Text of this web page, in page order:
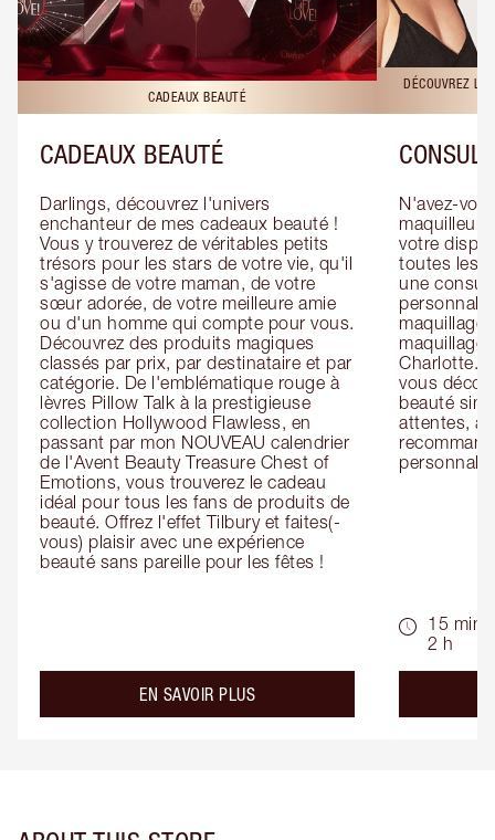
CADEAUX BEAUTÉ
CADEAUX BEAUTÉ
Darlings, découvrez l'univers
enchanteur de mes cadeaux beauté !
Vous y trouverez de véritables petits
trésors pour les stars de votre vie, qu'il
s'agisse de votre maman, de votre
sœur adorée, de votre meilleure amie
ou d'un homme qui compte pour vous.
Découvrez des produits magiques
classés par prix, par destinataire et par
catégorie. De l'emblématique rouge à
lèvres Pillow Talk à la prestigieuse
collection Hollywood Flawless, en
passant par mon NOUVEAU calendrier
de l'Avent Beauty Treasure Chest of
Emotions, vous trouverez le cadeau
idéal pour tous les fans de produits de
beauté. Offrez l'effet Tilbury et faites(-
vous) plaisir avec une expérience
beauté sans pareille pour les fêtes !
EN SAVOIR PLUSabout the
DÉCOUVREZ
N'avez-
maquilleur
votre
toutes les
une
maquillage
maquillage
Charlotte.
vous
beauté
attentes,
15 min -
2 h